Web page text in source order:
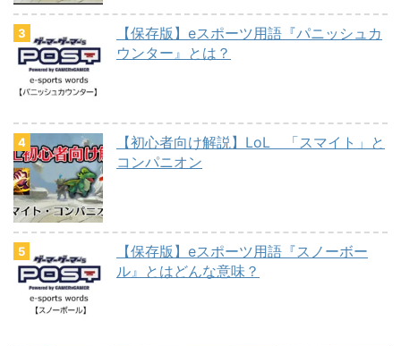
【保存版】eスポーツ用語『パニッシュカ
ウンター』とは？
【初心者向け解説】LoL 「スマイト」と
コンパニオン
【保存版】eスポーツ用語『スノーボー
ル』とはどんな意味？